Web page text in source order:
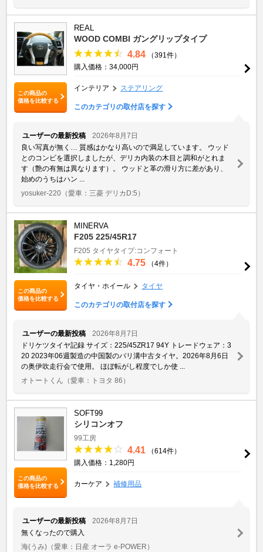
この商品の
価格を比較する
REAL
WOOD COMBI ガングリップタイプ
4.84
（391件）
購入価格：34,000円
インテリア ステアリング
このカテゴリの取付店を探す
ユーザーの最新投稿
2026年8月7日
良い写真が無く… 質感はかなり高いので満足しています。 ウッド
とのコンビを選択しましたが、デリカ内装の木目と調和がとれま
す（艶の有無は異なります）。 ウッドと革の滑り方に差があり、
始めのうちはハン ...
yosuker-220 （愛車：三菱 デリカD:5）
この商品の
価格を比較する
MINERVA
F205 225/45R17
F205 タイヤタイプ:コンフォート
4.75 （4件）
タイヤ・ホイール タイヤ
このカテゴリの取付店を探す
ユーザーの最新投稿
2026年8月7日
ドリケツタイヤ記録 サイズ：225/45ZR17 94Y トレードウェア：3
20 2023年06週製造の中国製のバリ溝中古タイヤ。2026年8月6日
の奥伊吹走行会で使用。 ほぼ転がし程度でしか使 ...
オトートくん （愛車：トヨタ 86）
この商品の
価格を比較する
SOFT99
シリコンオフ
99工房
4.41
（614件）
購入価格：1,280円
カーケア 補修用品
ユーザーの最新投稿
2026年8月7日
無くなったので購入
海(うみ) （愛車：日産 オーラ e-POWER）